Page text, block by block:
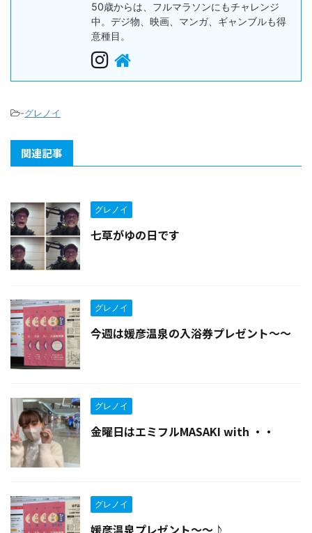
50歳からは、フルマラソンにもチャレンジ
中。デジ物、映画、マンガ、ギャンブルも得
意種目。
-グレノイ
関連記事
グレノイ
七草がゆの日です
グレノイ
今週は媛彦温泉の入浴券プレゼント〜〜
グレノイ
金曜日はエミフルMASAKI with ・・
グレノイ